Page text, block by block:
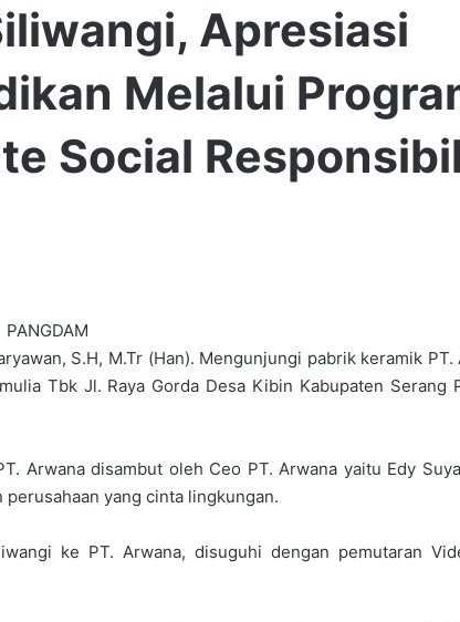
Apresiasi
Melalui
Social
S.H, M.Tr (Han). Mengunjungi pabrik keramik PT.
Tbk Jl. Raya Gorda Desa Kibin Kabupaten Serang
Arwana disambut oleh Ceo PT. Arwana yaitu Edy
perusahaan yang cinta lingkungan.
ke PT. Arwana, disuguhi dengan pemutaran